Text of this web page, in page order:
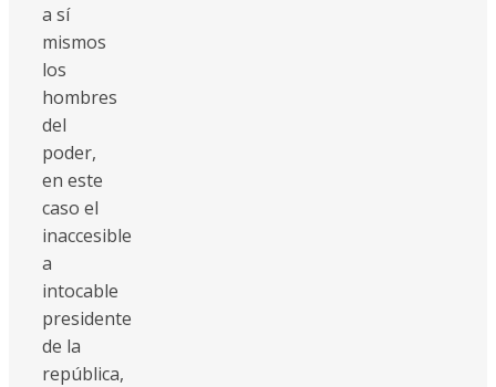
a sí
mismos
los
hombres
del
poder,
en este
caso el
inaccesible
a
intocable
presidente
de la
república,